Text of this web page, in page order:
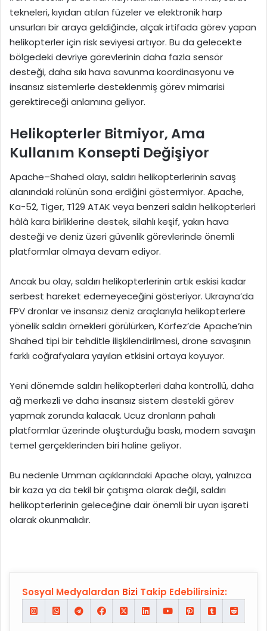
tekneleri, kıyıdan atılan füzeler ve elektronik harp
unsurları bir araya geldiğinde, alçak irtifada görev yapan
helikopterler için risk seviyesi artıyor. Bu da gelecekte
bölgedeki devriye görevlerinin daha fazla sensör
desteği, daha sıkı hava savunma koordinasyonu ve
insansız sistemlerle desteklenmiş görev mimarisi
gerektireceği anlamına geliyor.
Helikopterler Bitmiyor, Ama
Kullanım Konsepti Değişiyor
Apache–Shahed olayı, saldırı helikopterlerinin savaş
alanındaki rolünün sona erdiğini göstermiyor. Apache,
Ka-52, Tiger, T129 ATAK veya benzeri saldırı helikopterleri
hâlâ kara birliklerine destek, silahlı keşif, yakın hava
desteği ve deniz üzeri güvenlik görevlerinde önemli
platformlar olmaya devam ediyor.
Ancak bu olay, saldırı helikopterlerinin artık eskisi kadar
serbest hareket edemeyeceğini gösteriyor. Ukrayna’da
FPV dronlar ve insansız deniz araçlarıyla helikopterlere
yönelik saldırı örnekleri görülürken, Körfez’de Apache’nin
Shahed tipi bir tehditle ilişkilendirilmesi, drone savaşının
farklı coğrafyalara yayılan etkisini ortaya koyuyor.
Yeni dönemde saldırı helikopterleri daha kontrollü, daha
ağ merkezli ve daha insansız sistem destekli görev
yapmak zorunda kalacak. Ucuz dronların pahalı
platformlar üzerinde oluşturduğu baskı, modern savaşın
temel gerçeklerinden biri haline geliyor.
Bu nedenle Umman açıklarındaki Apache olayı, yalnızca
bir kaza ya da tekil bir çatışma olarak değil, saldırı
helikopterlerinin geleceğine dair önemli bir uyarı işareti
olarak okunmalıdır.
Sosyal Medyalardan Bizi Takip Edebilirsiniz: